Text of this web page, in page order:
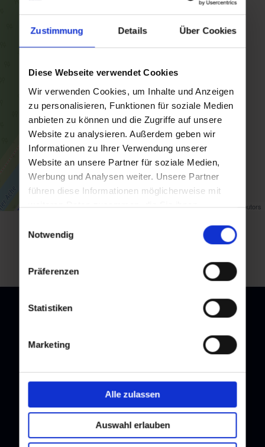
Zustimmung Details Über Cookies
Diese Webseite verwendet Cookies
Wir verwenden Cookies, um Inhalte und Anzeigen
zu personalisieren, Funktionen für soziale Medien
anbieten zu können und die Zugriffe auf unsere
Website zu analysieren. Außerdem geben wir
Informationen zu Ihrer Verwendung unserer
Website an unsere Partner für soziale Medien,
Werbung und Analysen weiter. Unsere Partner
führen diese Informationen möglicherweise mit
weiteren Daten zusammen, die Sie ihnen
Nutzung der Dienste gesammelt haben.
Notwendig
Präferenzen
Statistiken
Marketing
Alle zulassen
Auswahl erlauben
Map data ©OpenStreetMapcontributors
Zurück zur Übersicht
Melden Sie sich bei unserem Newsletter an, und bleiben Sie
immer am Laufenden!